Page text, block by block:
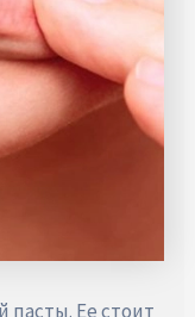
пасты. Ее стоит